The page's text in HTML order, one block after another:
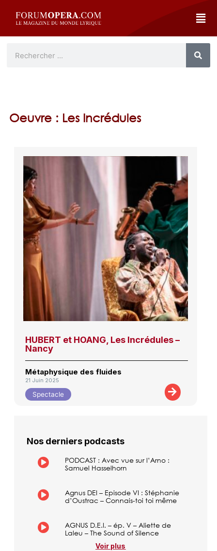
Oeuvre : Les Incrédules
HUBERT et HOANG, Les Incrédules –
Nancy
Métaphysique des fluides
21 Juin 2025
Spectacle
Nos derniers podcasts
PODCAST : Avec vue sur l’Arno :
Samuel Hasselhorn
Agnus DEI – Episode VI : Stéphanie
d’Oustrac – Connais-toi toi même
AGNUS D.E.I. – ép. V – Aliette de
Laleu – The Sound of Silence
Voir plus